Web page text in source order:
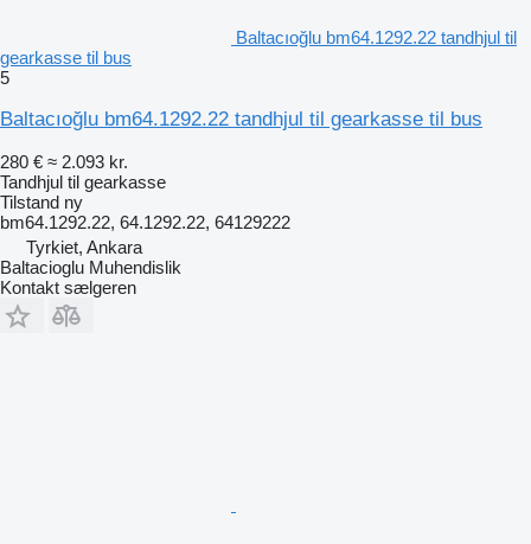
Baltacıoğlu bm64.1292.22 tandhjul til
gearkasse til bus
5
Baltacıoğlu bm64.1292.22 tandhjul til gearkasse til bus
280 € ≈ 2.093 kr.
Tandhjul til gearkasse
Tilstand ny
bm64.1292.22, 64.1292.22, 64129222
Tyrkiet, Ankara
Baltacioglu Muhendislik
Kontakt sælgeren